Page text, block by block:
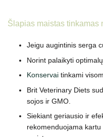
Šlapias maistas tinkamas
Jeigu augintinis serga
Norint palaikyti
Konservaitinkami
Brit Veterinary Diets
sojos ir GMO.
Siekiant geriausio ir
rekomenduojama kartu